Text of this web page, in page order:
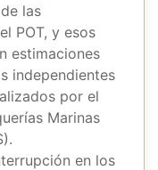
las
POT, y esos
estimaciones
independientes
por el
Marinas
en los